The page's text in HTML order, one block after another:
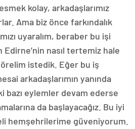
kolay, arkadaşlarımız
Ama biz önce farkındalık
uyaralım, beraber bu işi
nasıl tertemiz hale
istedik. Eğer bu iş
arkadaşlarımın yanında
bazı eylemler devam ederse
da başlayacağız. Bu iyi
hemşehrilerime güveniyorum.